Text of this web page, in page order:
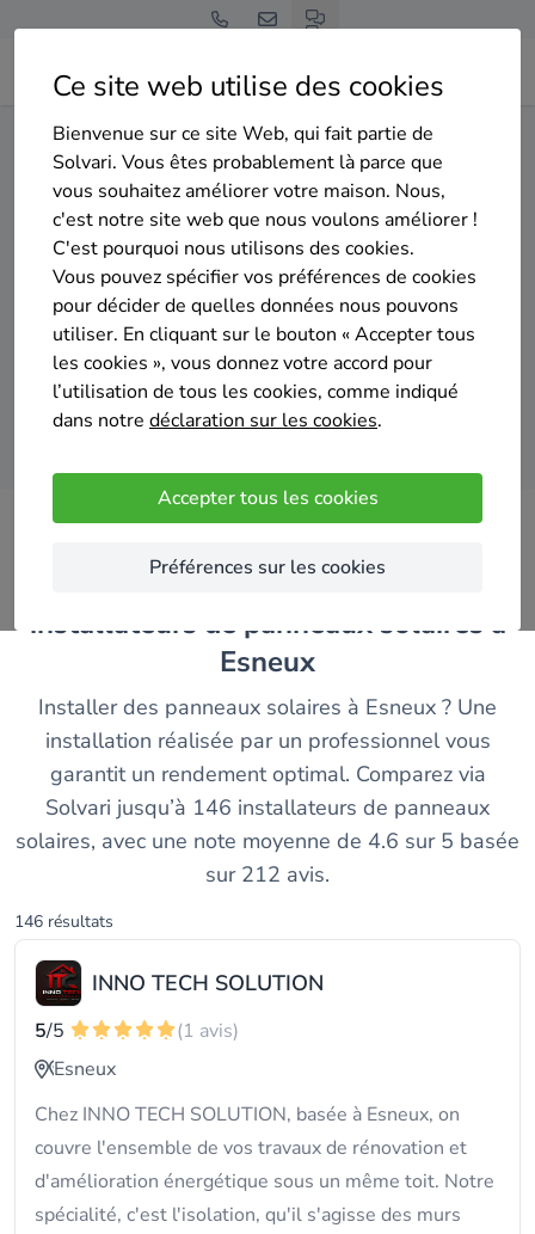
Ce site web utilise des cookies
Bienvenue sur ce site Web, qui fait partie de
Solvari. Vous êtes probablement là parce que
vous souhaitez améliorer votre maison. Nous,
c'est notre site web que nous voulons améliorer !
C'est pourquoi nous utilisons des cookies.
Vous pouvez spécifier vos préférences de cookies
pour décider de quelles données nous pouvons
utiliser. En cliquant sur le bouton « Accepter tous
les cookies », vous donnez votre accord pour
l’utilisation de tous les cookies, comme indiqué
dans notre déclaration sur les cookies.
Accepter tous les cookies
Préférences sur les cookies
Home Panneaux solaires Liège Esneux
Gratuit et sans engagement
Top 20 des installateurs de
panneaux solaires à Esneux
Comparer des devis
installateurs de panneaux solaires à
Esneux
Installer des panneaux solaires à Esneux ? Une
installation réalisée par un professionnel vous
garantit un rendement optimal. Comparez via
Solvari jusqu’à 146 installateurs de panneaux
solaires, avec une note moyenne de 4.6 sur 5 basée
sur 212 avis.
146 résultats
INNO TECH SOLUTION
5/5
(1 avis)
Esneux
Chez INNO TECH SOLUTION, basée à Esneux, on
couvre l'ensemble de vos travaux de rénovation et
d'amélioration énergétique sous un même toit. Notre
spécialité, c'est l'isolation, qu'il s'agisse des murs